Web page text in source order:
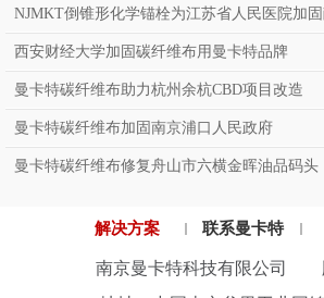
NJMKT倒锥形化学锚栓为江苏省人民医院加固
西安财经大学加固碳纤维布用曼卡特品牌
曼卡特碳纤维布助力杭州余杭CBD项目改造
曼卡特碳纤维布加固南京浦口人民政府
曼卡特碳纤维布修复舟山市六横金晖油品码头
解决方案 联系曼卡特
南京曼卡特科技有限公司